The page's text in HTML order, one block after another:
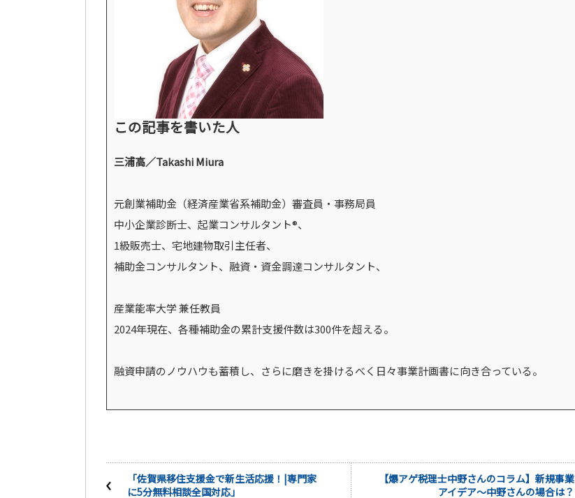
この記事を書いた人
三浦高／Takashi Miura
元創業補助金（経済産業省系補助金）審査員・事務局員
中小企業診断士、起業コンサルタント®、
1級販売士、宅地建物取引主任者、
補助金コンサルタント、融資・資金調達コンサルタント、
産業能率大学 兼任教員
2024年現在、各種補助金の累計支援件数は300件を超える。
融資申請のノウハウも蓄積し、さらに磨きを掛けるべく日々事業計画書に向き合っている。
「佐賀県移住支援金で新生活応援！|専門家
に5分無料相談全国対応」
【爆アゲ税理士中野さんのコラム】新規事業
アイデア～中野さんの場合は？